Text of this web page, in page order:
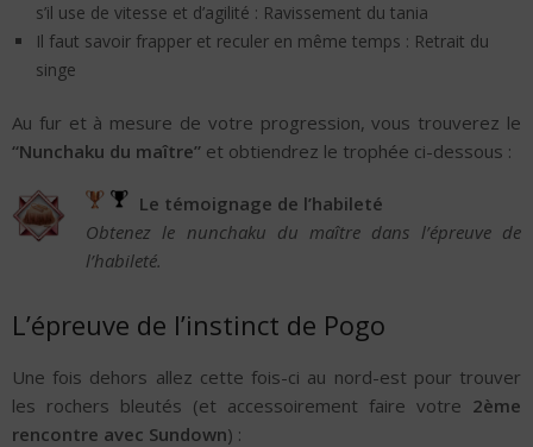
s’il use de vitesse et d’agilité : Ravissement du tania
Il faut savoir frapper et reculer en même temps : Retrait du
singe
Au fur et à mesure de votre progression, vous trouverez le
“Nunchaku du maître” et obtiendrez le trophée ci-dessous :
Le témoignage de l’habileté
Obtenez le nunchaku du maître dans l’épreuve de
l’habileté.
L’épreuve de l’instinct de Pogo
Une fois dehors allez cette fois-ci au nord-est pour trouver
les rochers bleutés (et accessoirement faire votre 2ème
rencontre avec Sundown) :